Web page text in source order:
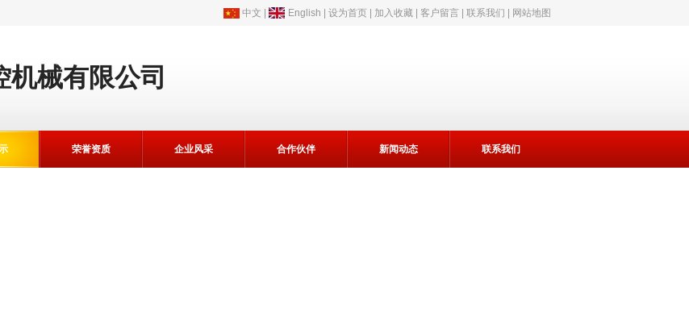
中文 English 设为首页 加入收藏 客户留言 联系我们 网站地图
机械有限公司
荣誉资质 企业风采 合作伙伴 新闻动态 联系我们